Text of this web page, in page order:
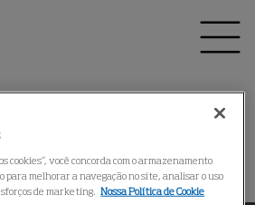
*
cookies”, você concorda com o armazenamento
para melhorar a navegação no site, analisar o uso
de marketing. Nossa Política de Cookie